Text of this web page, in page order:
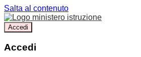
Salta al contenuto
Accedi
Accedi